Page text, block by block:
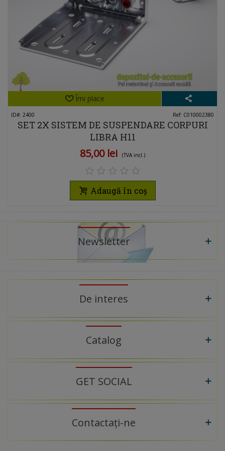
Îmi place
ID#: 2400 Ref: C010002380
SET 2X SISTEM DE SUSPENDARE CORPURI
LIBRA H11
85,00 lei (TVA incl.)
Adaugă în coș
Newsletter
De interes
Catalog
GET SOCIAL
Contactați-ne